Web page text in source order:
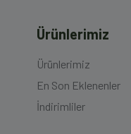
Ürünlerimiz
Ürünlerimiz
En Son Eklenenler
İndirimliler